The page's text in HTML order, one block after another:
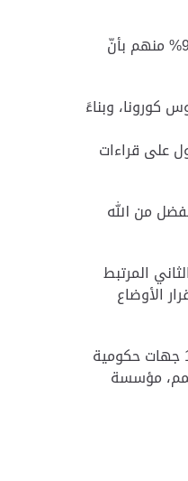
وفي محور الترابط المجتمعي، أكدّ 99% من المشاركين بأنهم يؤمنون بضرورة التعاون مع الحكومة وكافة أفراد المجتمع لمواجهة هذه الأزمة بنجاح، وأفاد 99% منهم بأنّ
كورونا، وبناءً
على قراءات
من الله
المرتبط
الأوضاع
وساهم الاستبيان في رسم خطط واستراتيجيات تتناسب مع مثل هذه الظروف حيث تجاوزت عدد المبادرات من القطاع الاجتماعي أكثر من 60 مبادرة قدمتها 10 جهات حكومية
مؤسسة